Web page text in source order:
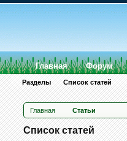
Главная Статьи
Список статей
Главная Форум
Разделы Список статей